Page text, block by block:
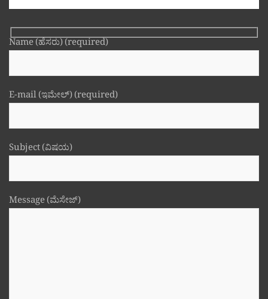
Name (ಹೆಸರು) (required)
E-mail (ಇಮೇಲ್) (required)
Subject (ವಿಷಯ)
Message (ಮೆಸೇಜ್)